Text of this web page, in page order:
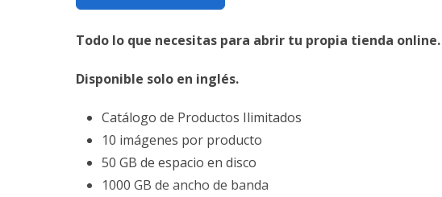
Todo lo que necesitas para abrir tu propia tienda online.
Disponible solo en inglés.
Catálogo de Productos Ilimitados
10 imágenes por producto
50 GB de espacio en disco
1000 GB de ancho de banda